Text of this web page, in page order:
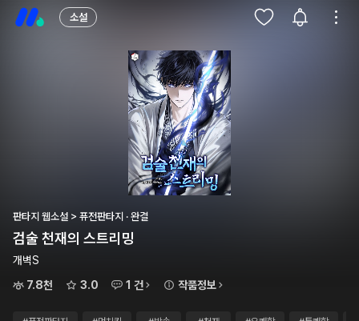
소설
판타지 웹소설 > 퓨전판타지 · 완결
검술 천재의 스트리밍
개벽S
7.8천
3.0 1 건 작품정보